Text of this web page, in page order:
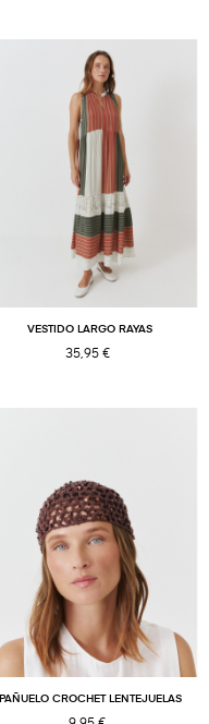
VESTIDO LARGO RAYAS
35,95 €
PAÑUELO CROCHET LENTEJUELAS